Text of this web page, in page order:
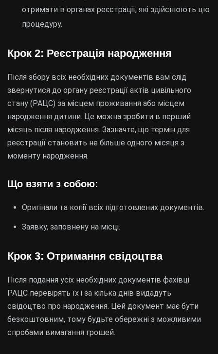
отримати в органах реєстрації, які здійснюють цю
процедуру.
Крок 2: Реєстрація народження
Після збору всіх необхідних документів вам слід
звернутися до органу реєстрації актів цивільного
стану (РАЦС) за місцем проживання або місцем
народження дитини. Це можна зробити в перший
місяць після народження. Зазначте, що термін для
реєстрації становить не більше одного місяця з
моменту народження.
Що взяти з собою:
Оригінали та копії всіх підготовлених документів.
Заявку, заповнену на місці.
Крок 3: Отримання свідоцтва
Після подання усіх необхідних документів фахівці
РАЦС перевірять їх і за кілька днів видадуть
свідоцтво про народження. Цей документ має бути
безкоштовним, тому будьте обережні з можливими
спробами вимагання грошей.